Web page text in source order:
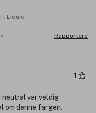
Liquid
Rapportere
1
neutral var veldig
om denne fargen.